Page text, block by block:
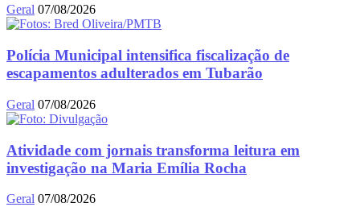
Geral 07/08/2026
Polícia Municipal intensifica fiscalização de
escapamentos adulterados em Tubarão
Geral 07/08/2026
Atividade com jornais transforma leitura em
investigação na Maria Emília Rocha
Geral 07/08/2026